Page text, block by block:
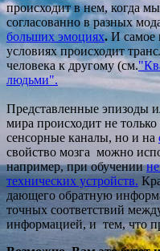
происходит в нем, когда
согласованно в разных
больших эмоциях.И самое
условиях происходит
человека к другому (см.
людьми".
Представленные эпизоды
мира происходит не
сенсорные каналы, но и на
свойство мозга можно
например, при обучении
технических устройств.
дающего обратную
точных соответствий
информацией, и тем, что